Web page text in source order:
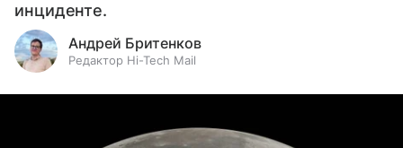
инциденте.
Андрей Бритенков
Редактор Hi-Tech Mail